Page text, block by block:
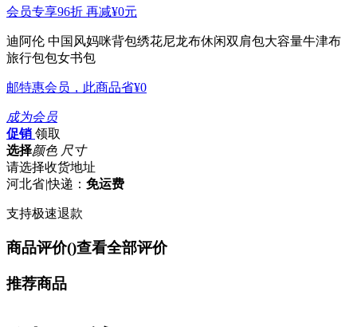
会员专享96折 再减¥0元
迪阿伦 中国风妈咪背包绣花尼龙布休闲双肩包大容量牛津布
旅行包包女书包
邮特惠会员，此商品省¥0
成为会员
促销 领取
选择颜色 尺寸
请选择收货地址
河北省|快递： 免运费
支持极速退款
商品评价()查看全部评价
推荐商品